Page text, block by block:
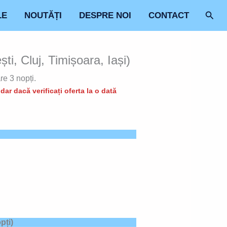
NOUTĂȚI DESPRE NOI CONTACT
Cluj, Timișoara, Iași)
3 nopți.
dacă verificați oferta la o dată